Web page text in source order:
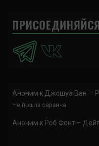
Аноним к Джошуа Ван —
Не пошла саранча
Аноним к Роб Фонт –